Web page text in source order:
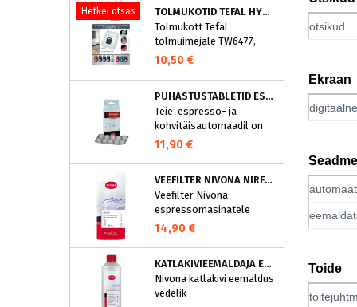
Hetkel otsas
TOLMUKOTID TEFAL HYGIENE+ ZR200540 (4 TK)
Tolmukott Tefal
tolmuimejale TW6477,
TW6886..
10,50 €
PUHASTUSTABLETID ESPRESSOMASINALE, NIVONA 390701200
Teie espresso- ja
kohvitäisautomaadil on
integreeritud
puhastusprogramm.
NIVONA puhastustabletid
on loodud spetsiaalselt
selle programmi jaoks ja
eraldavad mustuse nagu
nt kohvirasva
aparaati ja tagab täiusliku
aroomi.
11,90 €
VEEFILTER NIVONA NIRF701
Veefilter Nivona
espressomasinatele
14,90 €
KATLAKIVIEEMALDAJA ESPRESSOMASINATELE, NIVONA (500 ML)
Nivona katlakivi eemaldus
vedelik
otsikud
Ekraan
Toide